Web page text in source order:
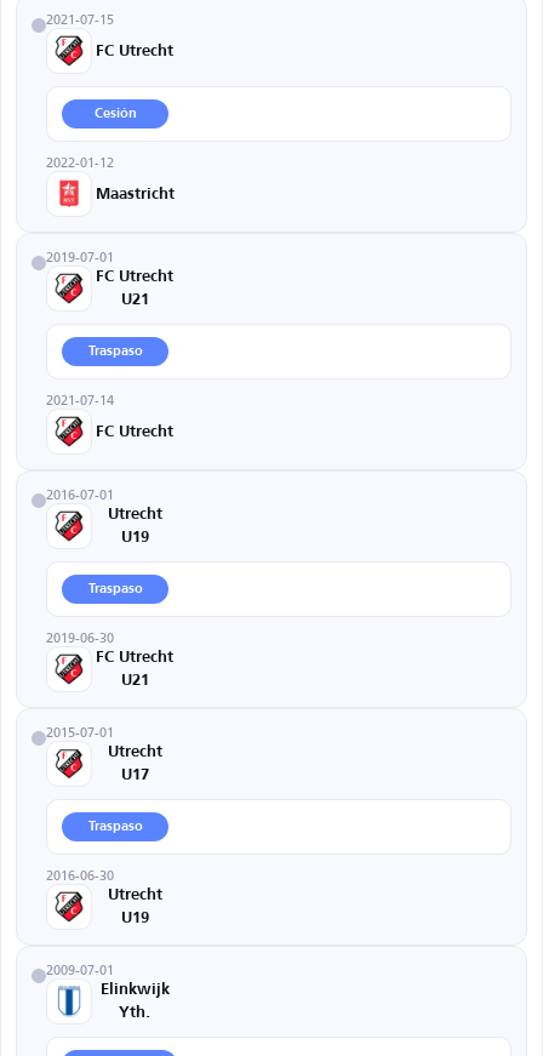
2021-07-15
FC Utrecht
Cesión
2022-01-12
Maastricht
2019-07-01
FC Utrecht
U21
Traspaso
2021-07-14
FC Utrecht
2016-07-01
Utrecht
U19
Traspaso
2019-06-30
FC Utrecht
U21
2015-07-01
Utrecht
U17
Traspaso
2016-06-30
Utrecht
U19
2009-07-01
Elinkwijk
Yth.